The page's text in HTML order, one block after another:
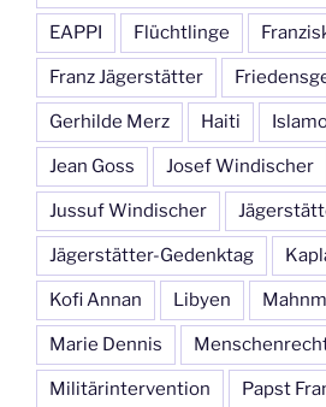
EAPPI Flüchtlinge
Franz Jägerstätter
Gerhilde Merz Haiti
Jean Goss Josef Windischer
Jussuf Windischer
Jägerstätter-Gedenktag
Kofi Annan Libyen
Marie Dennis
Militärintervention Papst